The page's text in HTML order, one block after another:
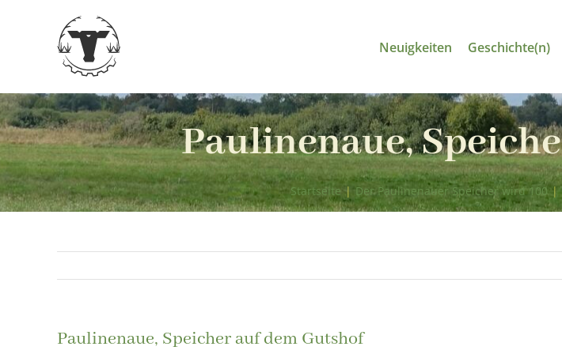
Neuigkeiten Geschichte(n)
Paulinenaue,
Startseite | Der Paulinenauer Speicher wird 100 |
Paulinenaue, Speicher auf dem Gutshof